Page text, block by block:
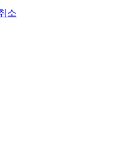
소